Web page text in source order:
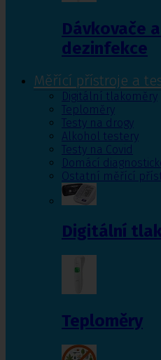
Dávkovače
dezinfekce
Měřící přístroje a
Digitální tlakoměry
Teploměry
Testy na drogy
Alkohol testery
Testy na Covid
Domácí
Ostatní měřící
Digitální
Teploměry